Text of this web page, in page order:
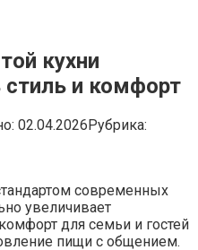
кухни
и комфорт
02.04.2026Рубрика:
современных
увеличивает
для семьи и гостей
пищи с общением.